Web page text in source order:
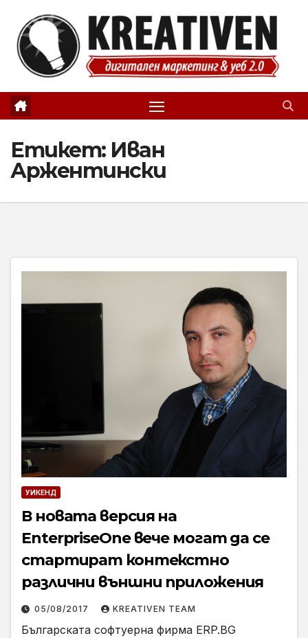
content
Етикет: Иван
Аржентински
УИКЕНД
В новата версия на
EnterpriseOne вече могат да се
стартират контекстно
различни външни приложения
05/08/2017 KREATIVEN TEAM
Българската софтуерна фирма ERP.BG